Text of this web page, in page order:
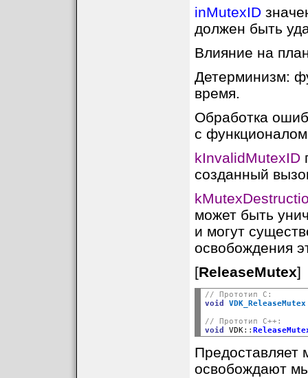
inMutexID
должен быть
Влияние на
Детерминизм:
время.
Обработка
с
kInvalidMutexID
созданный
может быть
и могут
освобождения
[ReleaseMutex]
// Прототип C:
void
VDK_ReleaseMutex
// Прототип C++:
void
VDK::
Предоставляет
освобождают